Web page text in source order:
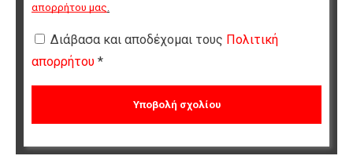
απορρήτου μας
Διάβασα και αποδέχομαι τους Πολιτική
απορρήτου *